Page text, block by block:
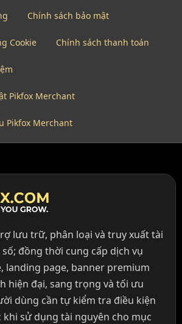
Chính sách bảo mật
Cookie Chính sách thanh toán
Pikfox Merchant
Pikfox Merchant
lưu trữ, phân loại và truy xuất tài
đồng thời cung cấp dịch vụ
landing page, banner premium
hiện đại, sang trọng và tối ưu
dùng cần tự kiểm tra điều kiện
sử dụng tài nguyên cho mục